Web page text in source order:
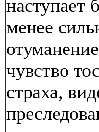
наступает
менее
чувство
страха,